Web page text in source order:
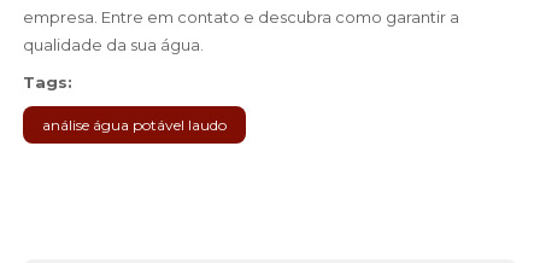
empresa. Entre em contato e descubra como garantir a
qualidade da sua água.
Tags:
análise água potável laudo